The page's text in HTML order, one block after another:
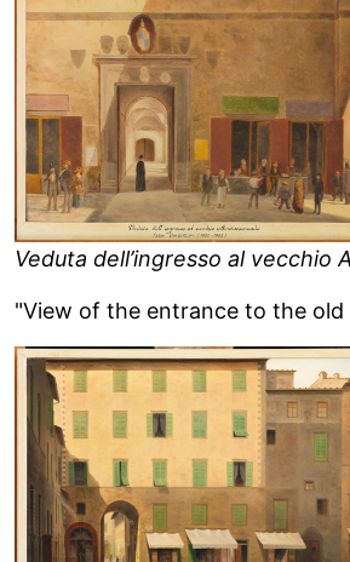
Veduta dell’ingresso al vecchio
"View of the entrance to the